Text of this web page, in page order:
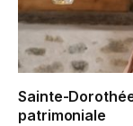
Sainte-
patrimoniale